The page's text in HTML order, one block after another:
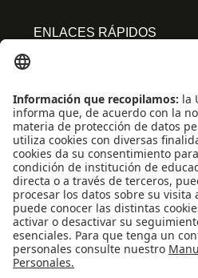
ENLACES RÁPIDOS
Convivencia y transparencia
Emergencias: Extensión 0000
Eventos destacados
Mapa del Sitio
Multimedia
Noticias
Preguntas frecuentes